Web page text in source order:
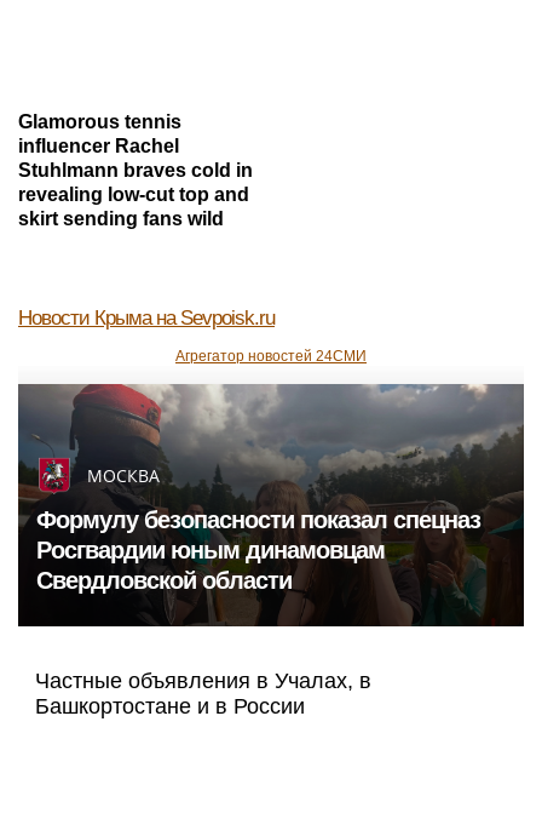
Glamorous tennis
influencer Rachel
Stuhlmann braves cold in
revealing low-cut top and
skirt sending fans wild
Новости Крыма на Sevpoisk.ru
Агрегатор новостей 24СМИ
МОСКВА
Формулу безопасности показал спецназ
Росгвардии юным динамовцам
Свердловской области
Частные объявления в Учалах, в
Башкортостане и в России